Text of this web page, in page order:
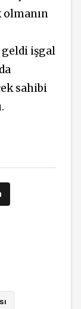
olmanın
işgal
sahibi